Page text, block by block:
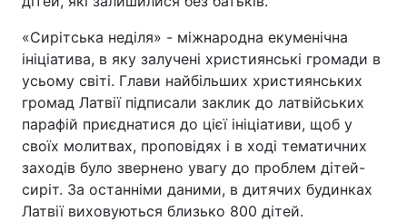
Економіка Світ
Спорт Наука
Техно і зв'язок Лайт
Зброя Інциденти
«Сирітська неділя» - міжнародна екуменічна
ініціатива, в яку залучені християнські громади в
усьому світі. Глави найбільших християнських
громад Латвії підписали заклик до латвійських
парафій приєднатися до цієї ініціативи, щоб у
своїх молитвах, проповідях і в ході тематичних
заходів було звернено увагу до проблем дітей-
сиріт. За останніми даними, в дитячих будинках
Латвії виховуються близько 800 дітей.